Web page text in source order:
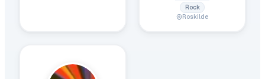
Rock
Roskilde